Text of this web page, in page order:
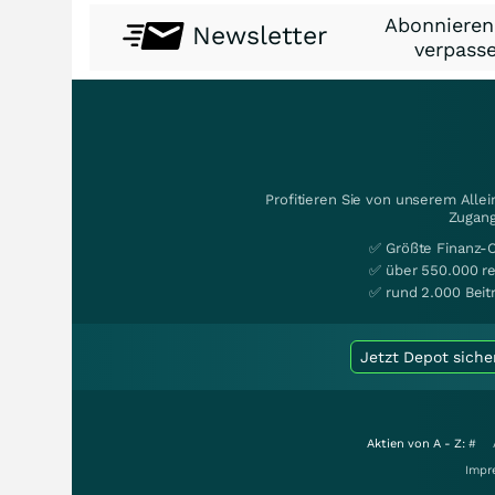
Newsletter
Profitieren Sie von unserem
✅ Größte
✅ über 550.000
✅ rund 2.000
Jetzt Depot
Aktien von A - Z: #